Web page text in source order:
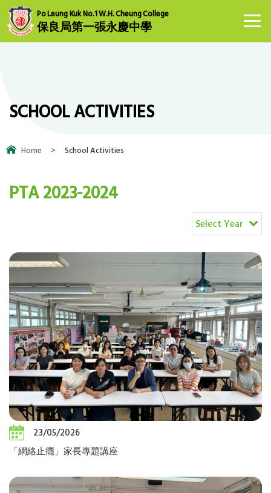
Po Leung Kuk No.1 W.H. Cheung College
保良局第一張永慶中學
SCHOOL ACTIVITIES
Home > School Activities
PTA 2023-2024
Select Year
23/05/2026
「網絡止癮」家長專題講座